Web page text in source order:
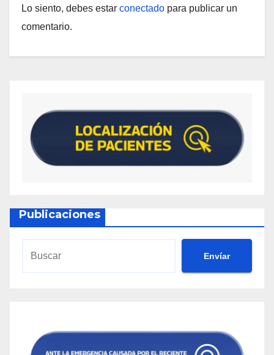
Lo siento, debes estar conectado para publicar un
comentario.
Publicaciones
Envíar